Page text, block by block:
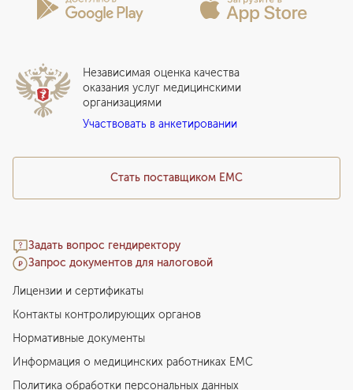
Сотрудничество
Стационар
Прайс-лист
Подарочный сертификат EMC
Медицинский туризм
Статьи
Программы привилегий
Стать поставщиком ЕМС
Задать вопрос гендиректору
Запрос документов для налоговой
Независимая оценка качества
оказания услуг медицинскими
организациями
Участвовать в анкетировании
Лицензии и сертификаты
Контакты контролирующих органов
Нормативные документы
Информация о медицинских работниках EMC
Политика обработки персональных данных